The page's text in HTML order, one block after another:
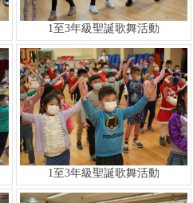
1至3年級聖誕歌舞活動
1至3年級聖誕歌舞活動